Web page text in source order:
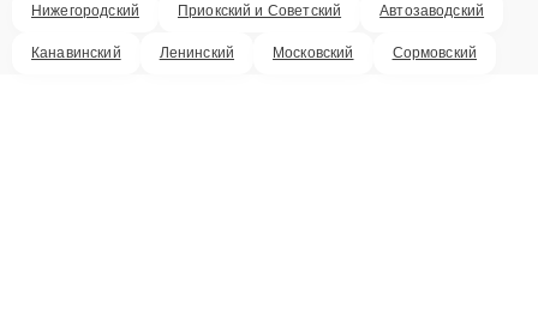
Нижегородский Приокский и Советский Автозаводский
Канавинский Ленинский Московский Сормовский